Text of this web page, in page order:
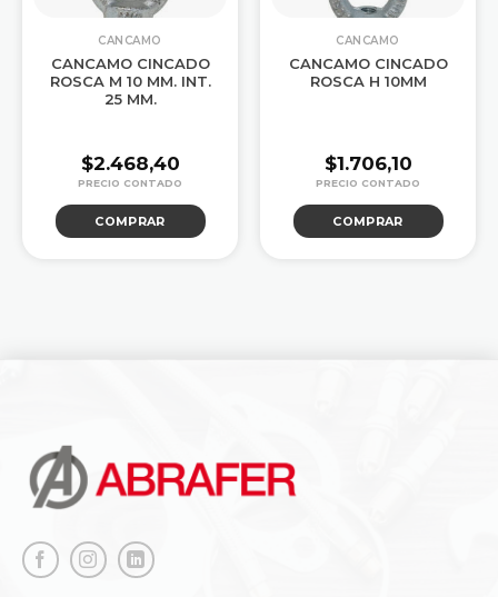
CANCAMO
CANCAMO CINCADO
ROSCA M 10 MM. INT.
25 MM.
$2.468,40
COMPRAR
CANCAMO
CANCAMO CINCADO
ROSCA H 10MM
$1.706,10
COMPRAR